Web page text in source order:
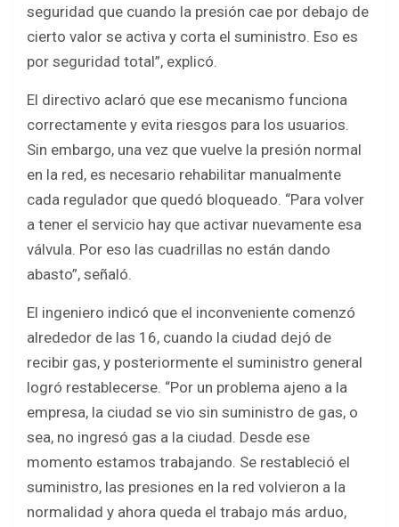
seguridad que cuando la presión cae por debajo de
cierto valor se activa y corta el suministro. Eso es
por seguridad total”, explicó.
El directivo aclaró que ese mecanismo funciona
correctamente y evita riesgos para los usuarios.
Sin embargo, una vez que vuelve la presión normal
en la red, es necesario rehabilitar manualmente
cada regulador que quedó bloqueado. “Para volver
a tener el servicio hay que activar nuevamente esa
válvula. Por eso las cuadrillas no están dando
abasto”, señaló.
El ingeniero indicó que el inconveniente comenzó
alrededor de las 16, cuando la ciudad dejó de
recibir gas, y posteriormente el suministro general
logró restablecerse. “Por un problema ajeno a la
empresa, la ciudad se vio sin suministro de gas, o
sea, no ingresó gas a la ciudad. Desde ese
momento estamos trabajando. Se restableció el
suministro, las presiones en la red volvieron a la
normalidad y ahora queda el trabajo más arduo,